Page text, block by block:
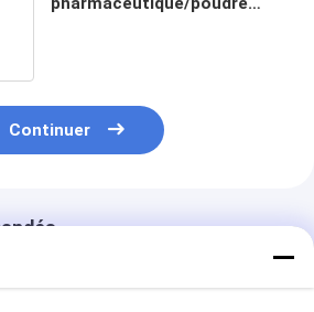
Continuer